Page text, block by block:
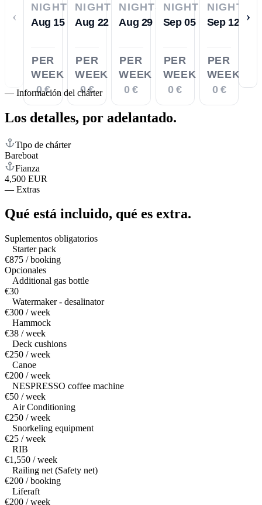
‹
NIGHTS
Aug 15
PER
WEEK
0 €
NIGHTS
Aug 22
PER
WEEK
0 €
NIGHTS
Aug 29
PER
WEEK
0 €
NIGHTS
Sep 05
PER
WEEK
0 €
NIGHTS
Sep 12
PER
WEEK
0 €
›
— Información del chárter
Los detalles, por adelantado.
Tipo de chárter
Bareboat
Fianza
4,500 EUR
— Extras
Qué está incluido, qué es extra.
Suplementos obligatorios
Starter pack
€875 / booking
Opcionales
Additional gas bottle
€30
Watermaker - desalinator
€300 / week
Hammock
€38 / week
Deck cushions
€250 / week
Canoe
€200 / week
NESPRESSO coffee machine
€50 / week
Air Conditioning
€250 / week
Snorkeling equipment
€25 / week
RIB
€1,550 / week
Railing net (Safety net)
€200 / booking
Liferaft
€200 / week